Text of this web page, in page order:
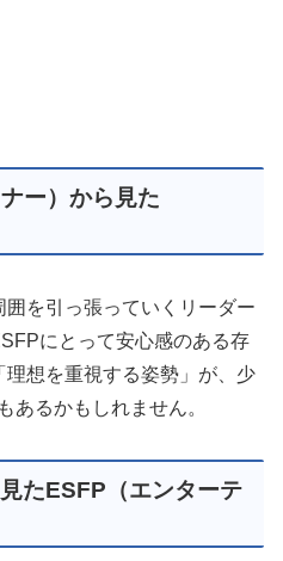
ー）から見た
を引っ張っていくリーダー
にとって安心感のある存
想を重視する姿勢」が、少
あるかもしれません。
たESFP（エンターテ